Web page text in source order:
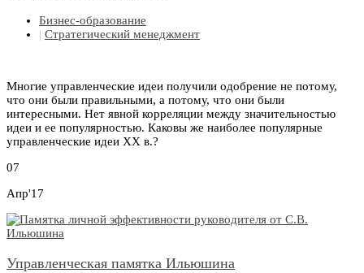
Бизнес-образование
| Стратегический менеджмент
Многие управленческие идеи получили одобрение не потому,
что они были правильными, а потому, что они были
интересными. Нет явной корреляции между значительностью
идеи и ее популярностью. Каковы же наиболее популярные
управленческие идеи XX в.?
07
Апр'17
Управленческая памятка Ильюшина